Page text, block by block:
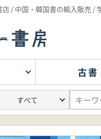
/ 中国・韓国書の輸入販売 /
古書